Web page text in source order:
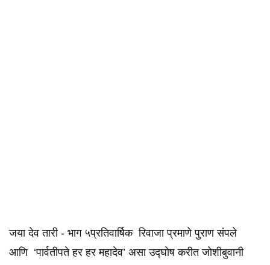
जया देव तारी - भाग ५प्रतिवार्षिक रिवाजा प्रमाणे पुराण संपले
आणि ‘पार्वतीपते हर हर महादेव’ असा उद्घोष करीत जोशीबुवानी